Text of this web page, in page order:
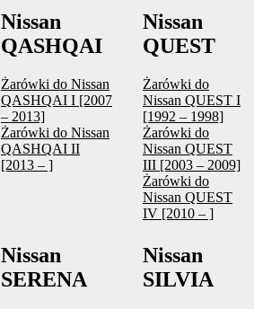
Nissan
QASHQAI
Żarówki do Nissan
QASHQAI I [2007
– 2013]
Żarówki do Nissan
QASHQAI II
[2013 – ]
Nissan
QUEST
Żarówki do
Nissan QUEST I
[1992 – 1998]
Żarówki do
Nissan QUEST
III [2003 – 2009]
Żarówki do
Nissan QUEST
IV [2010 – ]
Nissan
SERENA
Nissan
SILVIA